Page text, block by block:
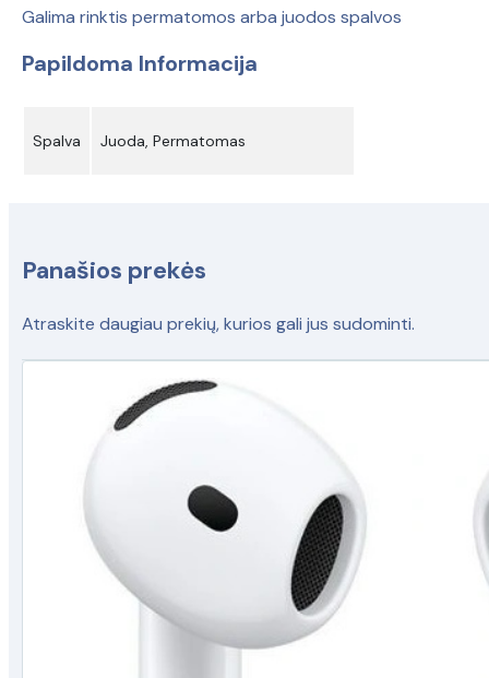
Galima rinktis permatomos arba juodos spalvos
Papildoma Informacija
Spalva Juoda, Permatomas
Panašios prekės
Atraskite daugiau prekių, kurios gali jus sudominti.